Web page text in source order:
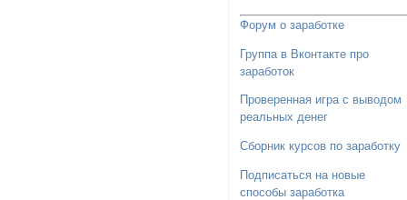
Форум о заработке
Группа в Вконтакте про
заработок
Проверенная игра с выводом
реальных денег
Сборник курсов по заработку
Подписаться на новые
способы заработка